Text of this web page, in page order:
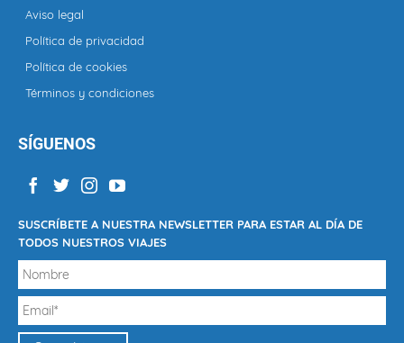
Aviso legal
Política de privacidad
Política de cookies
Términos y condiciones
SÍGUENOS
SUSCRÍBETE A NUESTRA NEWSLETTER PARA ESTAR AL DÍA DE
TODOS NUESTROS VIAJES